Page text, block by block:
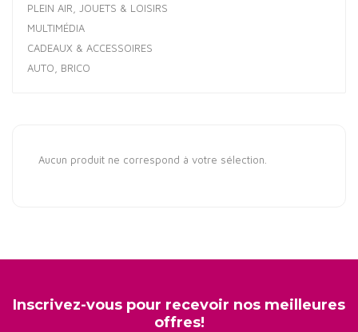
PLEIN AIR, JOUETS & LOISIRS
MULTIMÉDIA
CADEAUX & ACCESSOIRES
AUTO, BRICO
Aucun produit ne correspond à votre sélection.
Inscrivez-vous pour recevoir nos meilleures
offres!